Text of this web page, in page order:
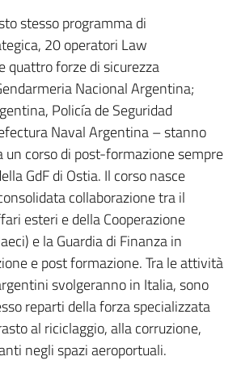
stesso programma di
20 operatori Law
quattro forze di sicurezza
Nacional Argentina;
Policía de Seguridad
Naval Argentina – stanno
un corso di post-formazione sempre
GdF di Ostia. Il corso nasce
collaborazione tra il
esteri e della Cooperazione
e la Guardia di Finanza in
e post formazione. Tra le attività
svolgeranno in Italia, sono
reparti della forza specializzata
al riciclaggio, alla corruzione,
negli spazi aeroportuali.